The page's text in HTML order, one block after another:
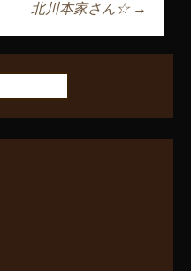
ーショ
北川本家さん☆ →